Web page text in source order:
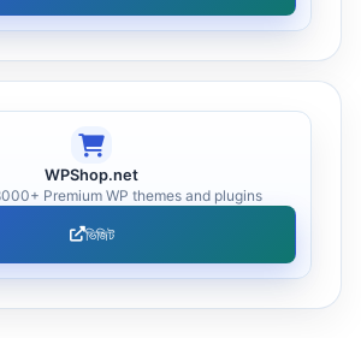
WPShop.net
Premium WP themes and plugins
ভিজিট